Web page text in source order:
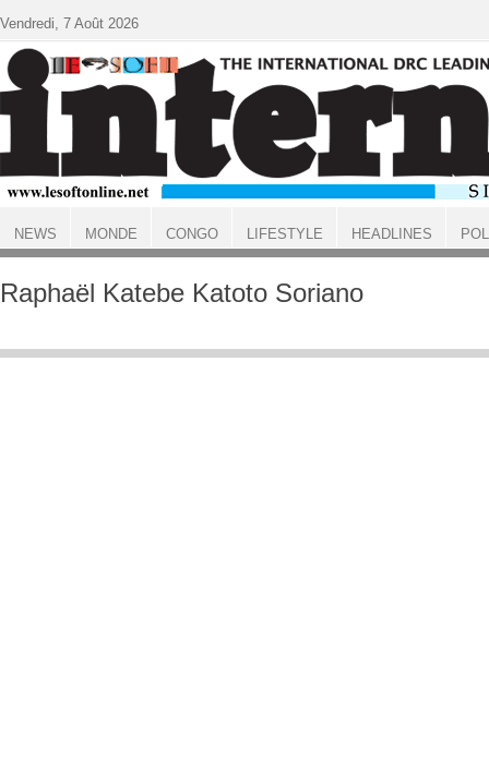
ACCUEIL
Raphaël Katebe Katoto Soriano
Vendredi, 7 Août 2026
NEWS MONDE CONGO LIFESTYLE HEADLINES